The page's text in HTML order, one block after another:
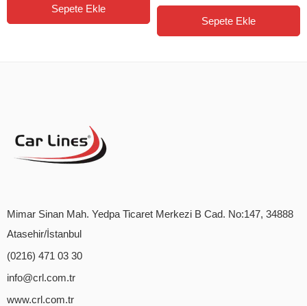
Sepete Ekle
Sepete Ekle
Mimar Sinan Mah. Yedpa Ticaret Merkezi B Cad. No:147, 34888
Atasehir/İstanbul
(0216) 471 03 30
info@crl.com.tr
www.crl.com.tr